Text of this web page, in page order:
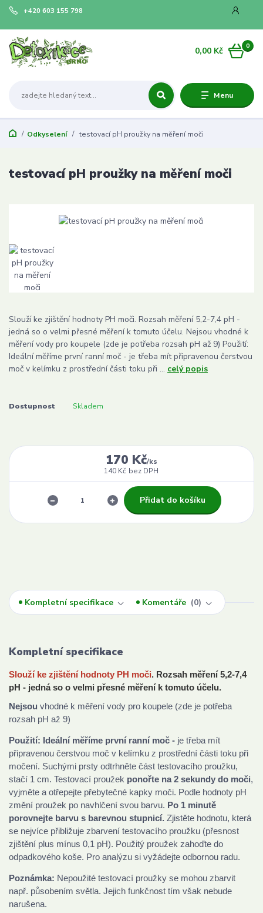
Menu
+420 603 155 798
0
0,00 Kč
Odkyselení testovací pH proužky na měření moči
testovací pH proužky na měření moči
Slouží ke zjištění hodnoty PH moči. Rozsah měření 5,2-7,4 pH -
jedná so o velmi přesné měření k tomuto účelu. Nejsou vhodné k
měření vody pro koupele (zde je potřeba rozsah pH až 9) Použití:
Ideální měříme první ranní moč - je třeba mít připravenou čerstvou
moč v kelímku z prostřední části toku při ... celý popis
Dostupnost Skladem
170 Kč/ks
140 Kč bez DPH
Přidat do košíku
Kompletní specifikace Komentáře 0
Kompletní specifikace
Slouží ke zjištění hodnoty PH moči. Rozsah měření 5,2-7,4
pH - jedná so o velmi přesné měření k tomuto účelu.
Nejsou vhodné k měření vody pro koupele (zde je potřeba
rozsah pH až 9)
Použití: Ideální měříme první ranní moč - je třeba mít
připravenou čerstvou moč v kelímku z prostřední části toku při
močení. Suchými prsty odtrhněte část testovacího proužku,
stačí 1 cm. Testovací proužek ponořte na 2 sekundy do moči,
vyjměte a otřepejte přebytečné kapky moči. Podle hodnoty pH
změní proužek po navhlčení svou barvu. Po 1 minutě
porovnejte barvu s barevnou stupnicí. Zjistěte hodnotu, která
se nejvíce přibližuje zbarvení testovacího proužku (přesnost
zjištění plus mínus 0,1 pH). Použitý proužek zahoďte do
odpadkového koše. Pro analýzu si vyžádejte odbornou radu.
Poznámka: Nepoužité testovací proužky se mohou zbarvit
např. působením světla. Jejich funkčnost tím však nebude
narušena.